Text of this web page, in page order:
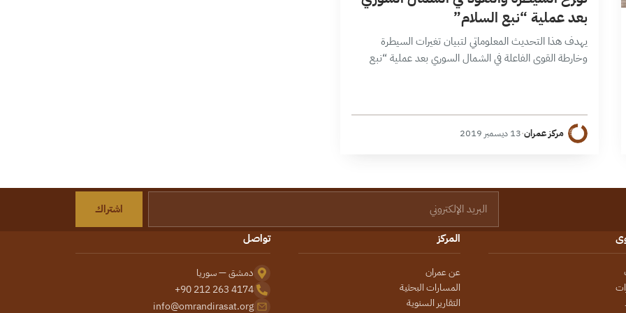
بعد عملية “نبع السلام”
يهدف هذا التحديث المعلوماتي لتبيان تغيرات السيطرة
وخارطة القوى الفاعلة في الشمال السوري بعد عملية “نبع
مركز عمران·13 ديسمبر 2019
اشتراك
المركز
عن عمران
المسارات البحثية
التقارير السنوية
تواصل
دمشق — سوريا
+90 212 263 4174
info@omrandirasat.org